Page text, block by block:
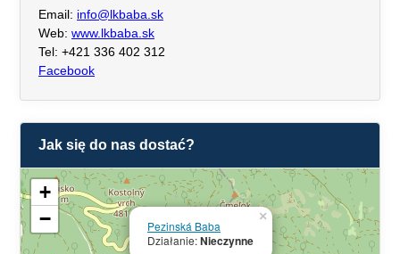
Email: info@lkbaba.sk
Web: www.lkbaba.sk
Tel: +421 336 402 312
Facebook
Jak się do nas dostać?
Pezinská Baba
Działanie:Nieczynne
×
+
−